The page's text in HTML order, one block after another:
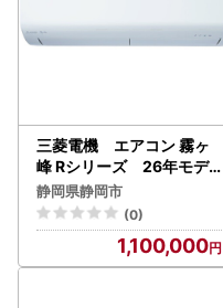
三菱電機 エアコン 霧ヶ
峰 Rシリーズ 26年モデ
ル MSZ-R3626-W （12
畳用/100V/ピュアホワイ
ト） 【標準設置工事付】
【配送不可：沖縄・離島】
静岡県静岡市
(0)
1,100,000